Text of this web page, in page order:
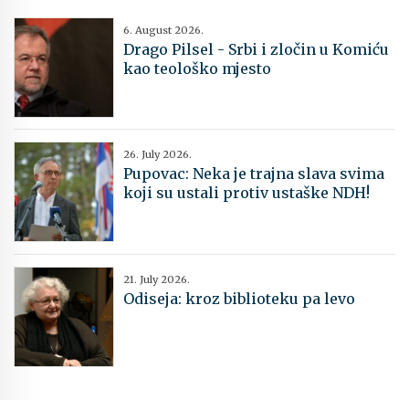
6. August 2026.
Drago Pilsel - Srbi i zločin u Komiću
kao teološko mjesto
26. July 2026.
Pupovac: Neka je trajna slava svima
koji su ustali protiv ustaške NDH!
21. July 2026.
Odiseja: kroz biblioteku pa levo